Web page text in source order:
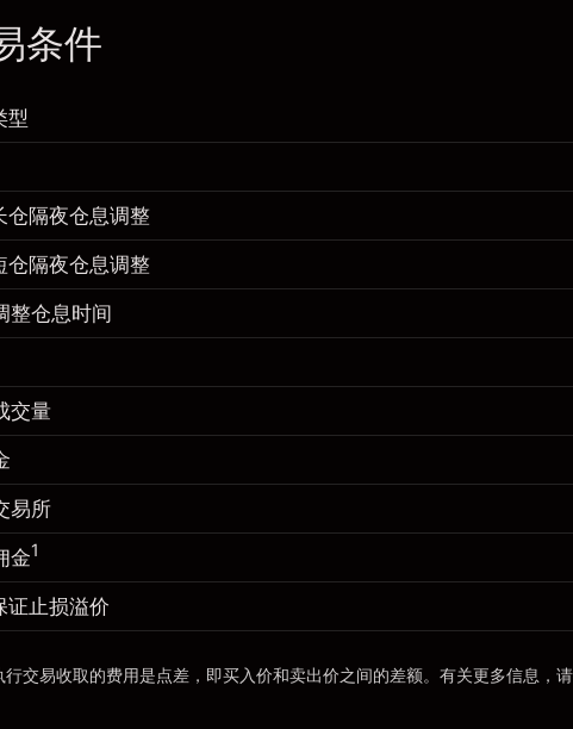
条件
型
融市场可进行差价合约交易。
更多:
价合约
仓隔夜仓息调整
保证金。您的投资
CZK 1,000.00
隔夜仓息
-0.00349%
杠杆的交易规模（大约值）
杠杆的资金 - 美元（大约值）
49,000.00
前往平台
仓隔夜仓息调整
保证金。您的投资
CZK 1,000.00
隔夜仓息
来自头寸全值的费用
-0.00473%
杠杆的交易规模（大约值）
杠杆的资金 - 美元（大约值）
49,000.00
前往平台
整仓息时间
交量
易所
金1
证止损溢价
行交易收取的费用是点差，即买入价和卖出价之间的差额。有关更多信息，